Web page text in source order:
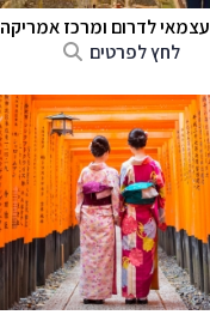
עצמאי לדרום ומרכז אמריקה
לחץ לפרטים